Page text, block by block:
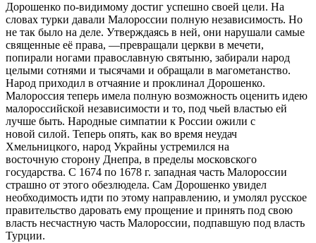
Дорошенко по-видимому достиг успешно своей цели. На
словах турки давали Малороссии полную независимость. Но
не так было на деле. Утверждаясь в ней, они нарушали самые
священные её права, —превращали церкви в мечети,
попирали ногами православную святыню, забирали народ
целыми сотнями и тысячами и обращали в магометанство.
Народ приходил в отчаяние и проклинал Дорошенко.
Малороссия теперь имела полную возможность оценить идею
малороссийской независимости и то, под чьей властью ей
лучше быть. Народные симпатии к России ожили с
новой силой. Теперь опять, как во время неудач
Хмельницкого, народ Украйны устремился на
восточную сторону Днепра, в пределы московского
государства. С 1674 по 1678 г. западная часть Малороссии
страшно от этого обезлюдела. Сам Дорошенко увидел
необходимость идти по этому направлению, и умолял русское
правительство даровать ему прощение и принять под свою
власть несчастную часть Малороссии, подпавшую под власть
Турции.